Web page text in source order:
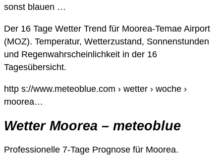
sonst blauen …
Der 16 Tage Wetter Trend für Moorea-Temae Airport
(MOZ). Temperatur, Wetterzustand, Sonnenstunden
und Regenwahrscheinlichkeit in der 16
Tagesübersicht.
http s://www.meteoblue.com › wetter › woche ›
moorea…
Wetter Moorea – meteoblue
Professionelle 7-Tage Prognose für Moorea.